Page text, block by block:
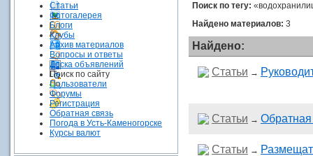
Статьи
Фотогалерея
Блоги
Клубы
Архив материалов
Вопросы и ответы
Доска объявлений
Поиск по сайту
Пользователи
Форумы
Регистрация
Обратная связь
Погода в Усть-Каменогорске
Курсы валют
Поиск по тегу:
Найдено материалов: 3
Найдено:
Статьи →
Статьи → Обратная
Статьи →